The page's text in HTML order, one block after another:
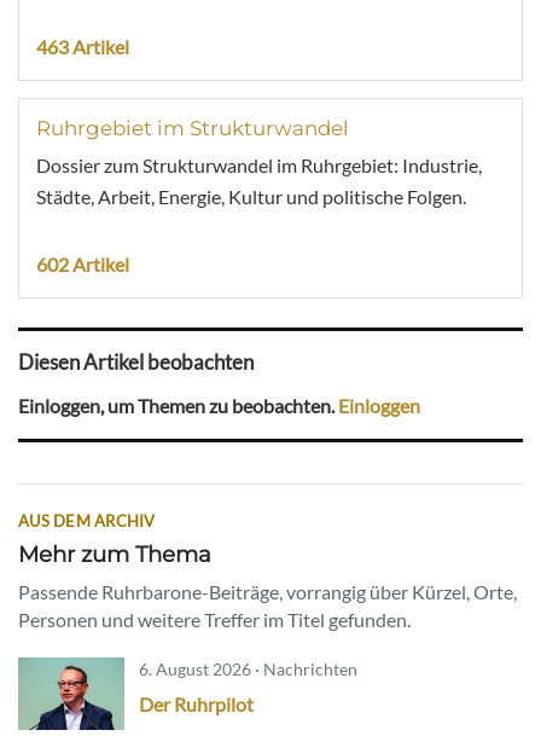
463 Artikel
Ruhrgebiet im Strukturwandel
Dossier zum Strukturwandel im Ruhrgebiet: Industrie,
Städte, Arbeit, Energie, Kultur und politische Folgen.
602 Artikel
Diesen Artikel beobachten
Einloggen, um Themen zu beobachten.Einloggen
AUS DEM ARCHIV
Mehr zum Thema
Passende Ruhrbarone-Beiträge, vorrangig über Kürzel, Orte,
Personen und weitere Treffer im Titel gefunden.
6. August 2026 · Nachrichten
Der Ruhrpilot